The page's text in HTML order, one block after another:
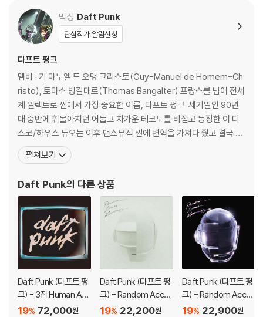
있습니다.
3) 컬러 디스크는 제작 과정에서 다른 색상 염료가 섞여 얼룩과 번짐, 반점
등이 발생할 수 있습니다.
※ 반품/교환 안내
1) 불량으로 인한 반품/교환 요청 시에는 불량 확인을 위해 개봉 시의 동영
상을 요청할 수 있으며, 동영상이 없는 경우 반품/교환이 제한될 수 있습니
관련 사진과 동영상 및 재생 기기 모델명을 첨부하여 첨부하여 고객센터에
문의 바랍니다.
2) LP는 잦은 배송 과정에서 재킷에 손상이 발생할 가능성이 높고 재판매
믹싱 Daft Punk
관심작가 알림신청
다프트 펑크
멤버 : 기 마누엘 드 오맹 크리스토(Guy-Manuel de Homem-Ch
risto), 토마스 방갈테르(Thomas Bangalter) 프랑스를 넘어 전세
계 일렉트로 씬에서 가장 중요한 이름, 다프트 펑크. 세기말인 90년
대 중반에 휘몰아치던 어둡고 차가운 테크노를 비집고 등장한 이 디
스코/하우스 듀오는 이후 댄스뮤직 씬에 변혁을 가져다 줬고 결국 톱
클래스 엔터테이너로 자리잡아갔다. 전세계 클럽에서는 언제나 이들
의 음악이 울려 퍼졌으며 사람들은 항상 그 노래들을 따라 불렀다. 현
은 아티스트가 없다고 해
펼쳐보기
Daft Punk의 다른 상품
Daft Punk (다프트 펑
크) - 3집 Human Aft
er All Remixes [2LP]
72,000원
19%
Daft Punk (다프트 펑
크) - Random Acces
s Memories [Druml
22,200원
19%
Daft Punk (다프트 펑
크) - Random Acces
s Memories (10th A
22,900원
19%